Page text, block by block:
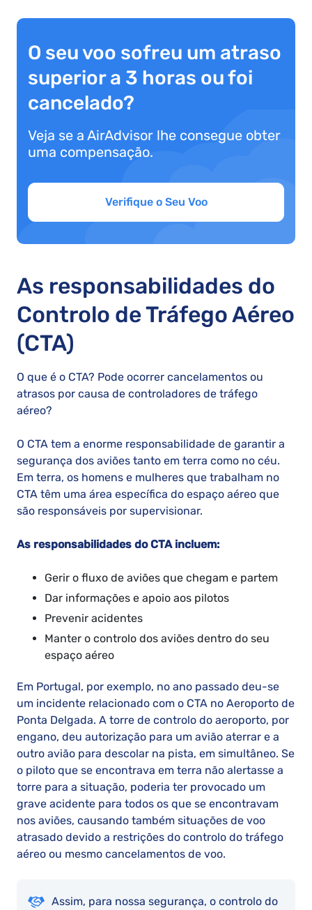
O seu voo sofreu um atraso
superior a 3 horas ou foi
cancelado?
Veja se a AirAdvisor lhe consegue obter
uma compensação.
Verifique o Seu Voo
As responsabilidades do
Controlo de Tráfego Aéreo
(CTA)
O que é o CTA? Pode ocorrer cancelamentos ou
atrasos por causa de controladores de tráfego
aéreo?
O CTA tem a enorme responsabilidade de garantir a
segurança dos aviões tanto em terra como no céu.
Em terra, os homens e mulheres que trabalham no
CTA têm uma área específica do espaço aéreo que
são responsáveis por supervisionar.
As responsabilidades do CTA incluem:
Gerir o fluxo de aviões que chegam e partem
Dar informações e apoio aos pilotos
Prevenir acidentes
Manter o controlo dos aviões dentro do seu
espaço aéreo
Em Portugal, por exemplo, no ano passado deu-se
um incidente relacionado com o CTA no Aeroporto de
Ponta Delgada. A torre de controlo do aeroporto, por
engano, deu autorização para um avião aterrar e a
outro avião para descolar na pista, em simultâneo. Se
o piloto que se encontrava em terra não alertasse a
torre para a situação, poderia ter provocado um
grave acidente para todos os que se encontravam
nos aviões, causando também situações de voo
atrasado devido a restrições do controlo do tráfego
aéreo ou mesmo cancelamentos de voo.
Assim, para nossa segurança, o controlo do